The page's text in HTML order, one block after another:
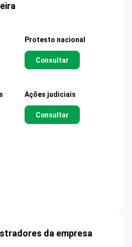
Protesto nacional
Consultar
Ações judiciais
Consultar
da empresa